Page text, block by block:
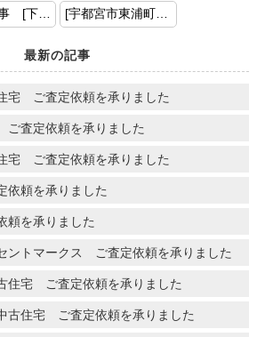
＜ 前の記事 [下野市小金井 新築戸建 ご成約おめでとうございます。] [宇都宮市東浦町 土地 ご売却のご依頼ありがとうございます。] 次の記事 ＞
最新の記事
宅 ご査定依頼を承りました
査定依頼を承りました
宅 ご査定依頼を承りました
頼を承りました
を承りました
ントマークス ご査定依頼を承りました
住宅 ご査定依頼を承りました
古住宅 ご査定依頼を承りました